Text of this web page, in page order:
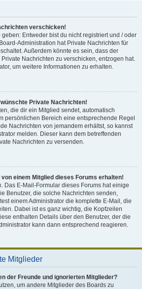
verschicken!
Entweder bist du nicht registriert und / oder
Administration hat Private Nachrichten für
Außerdem könnte es sein, dass der
Nachrichten zu verschicken, entzogen hat.
um weitere Informationen zu erhalten.
Private Nachrichten!
die dir ein Mitglied sendet, automatisch
persönlichen Bereich eine entsprechende Regel
Nachrichten von jemandem erhältst, so kannst
melden. Dieser kann dem betreffenden
Nachrichten zu versenden.
von einem Mitglied dieses Forums erhalten!
Das E-Mail-Formular dieses Forums hat einige
Benutzer, die solche Nachrichten senden,
einem Administrator die komplette E-Mail, die
Dabei ist es ganz wichtig, die Kopfzeilen
enthalten Details über den Benutzer, der die
kann dann entsprechend reagieren.
Mitglieder
der Freunde und ignorierten Mitglieder?
um andere Mitglieder des Boards zu